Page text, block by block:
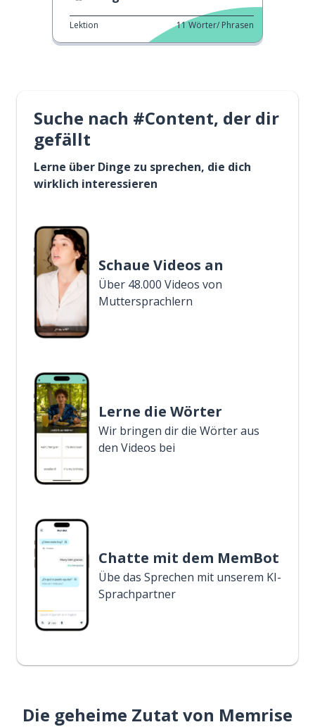
Lektion 11Wörter/ Phrasen
Suche nach #Content, der dir
gefällt
Lerne über Dinge zu sprechen, die dich
wirklich interessieren
Schaue Videos an
Über 48.000 Videos von
Muttersprachlern
Lerne die Wörter
Wir bringen dir die Wörter aus
den Videos bei
Chatte mit dem MemBot
Übe das Sprechen mit unserem KI-
Sprachpartner
Die geheime Zutat von Memrise